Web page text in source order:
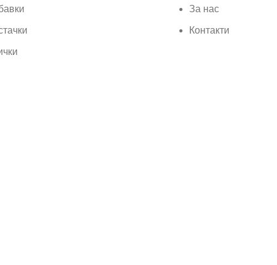
За нас
Контакти